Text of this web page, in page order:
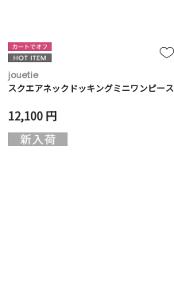
jouetie
スクエアネックドッキングミニワンピース
12,100 円